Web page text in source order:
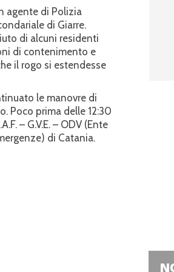
agente di Polizia
di Giarre.
di alcuni residenti
di contenimento e
il rogo si estendesse
le manovre di
Poco prima delle 12:30
– G.V.E. – ODV (Ente
di Catania.